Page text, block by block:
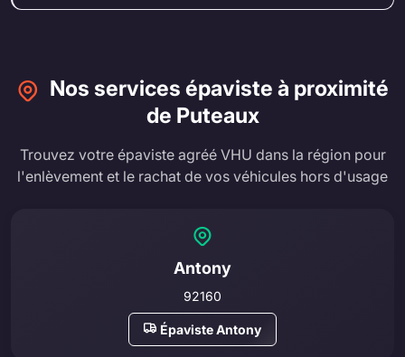
Nos services épaviste à proximité
de Puteaux
Trouvez votre épaviste agréé VHU dans la région pour
l'enlèvement et le rachat de vos véhicules hors d'usage
Antony
92160
Épaviste Antony